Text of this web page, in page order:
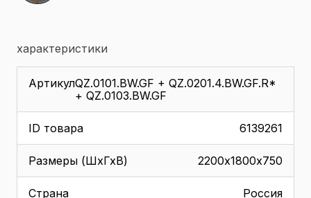
характеристики
АртикулQZ.0101.BW.GF + QZ.0201.4.BW.GF.R*
+ QZ.0103.BW.GF
ID товара 6139261
Размеры (ШхГхВ) 2200х1800х750
Страна Россия